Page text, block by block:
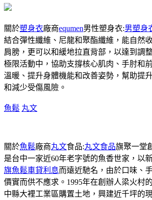
關於塑身衣廠商equmen男性塑身衣:男塑身
結合彈性纖維、尼龍和聚酯纖維，能自然
肩膀，更可以和緩地拉直背部，以達到調
極限活動中，協助支撐核心肌肉、手肘和
溫暖、提升身體機能和改善姿勢，幫助提
和減少受傷風險。
魚鬆 丸文
關於魚鬆廠商丸文食品:丸文食品旗聚一堂
是台中一家近60年老字號的魚香世家，以
旗魚鬆車貸利息而遠近馳名，由於口味、
價實而供不應求。1995年在創辦人梁火村
中縣大裡工業區購置土地，興建近千坪的